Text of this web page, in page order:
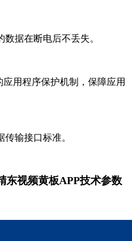
数据在断电后不丢失。
程序保护机制，保障应用
接口标准。
东视频黄板APP技术参数